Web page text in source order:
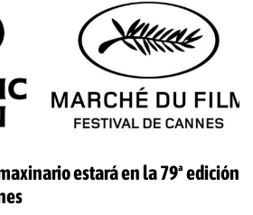
estará en la 79ª edición